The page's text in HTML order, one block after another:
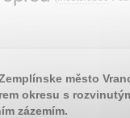
město
okresu s
zázemím.